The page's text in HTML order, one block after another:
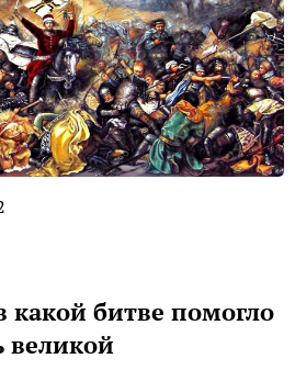
какой битве помогло
великой